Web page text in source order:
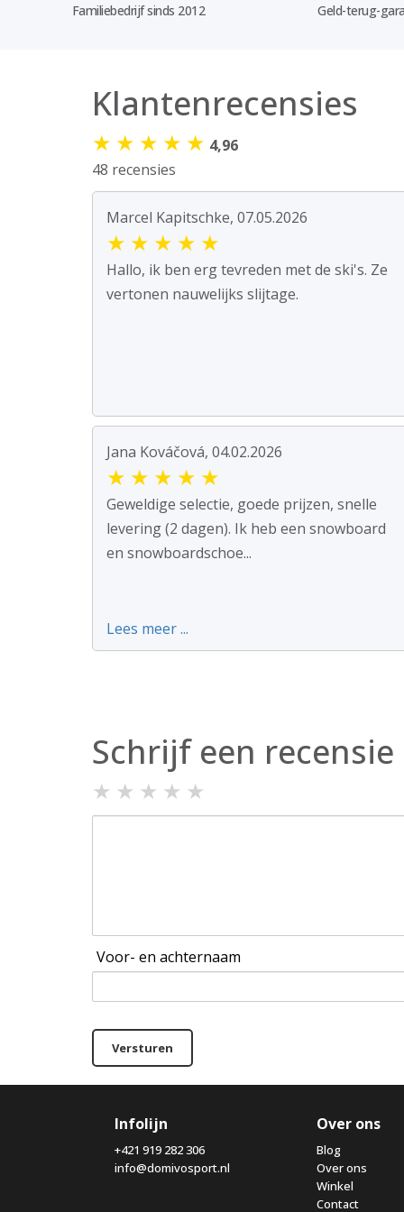
Familiebedrijf sinds 2012 Geld-terug-
Klantenrecensies
★ ★ ★ ★ ★ 4,96
48 recensies
Marcel Kapitschke, 07.05.2026
★ ★ ★ ★ ★
Hallo, ik ben erg tevreden met de ski's. Ze
vertonen nauwelijks slijtage.
Jana Kováčová, 04.02.2026
★ ★ ★ ★ ★
Geweldige selectie, goede prijzen, snelle
levering (2 dagen). Ik heb een snowboard
en snowboardschoe...
Lees meer ...
Schrijf een recensie
★ ★ ★ ★ ★
Voor- en achternaam
Versturen
Infolijn
+421 919 282 306
info@domivosport.nl
Over ons
Blog
Over ons
Winkel
Contact